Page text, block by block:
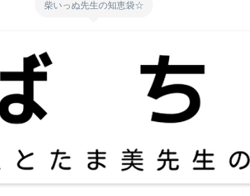
柴いっぬ先生の知恵袋☆